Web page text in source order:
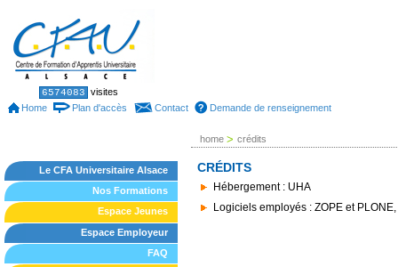
content.
Skip
navigation
6574083 visites
Home
Plan d'accès Contact Demande de renseignement
Le CFA Universitaire Alsace
Nos Formations
Espace Jeunes
Espace Employeur
FAQ
home > crédits
CRÉDITS
Hébergement : UHA
Logiciels employés : ZOPE et